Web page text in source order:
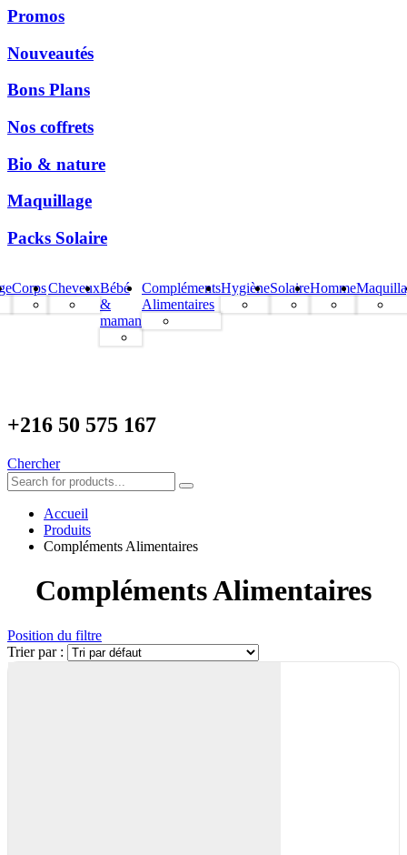
Promos
Nouveautés
Bons Plans
Nos coffrets
Bio & nature
Maquillage
Packs Solaire
CorpsCheveuxBébé
&
maman
Compléments
Alimentaires
HygièneSolaireHomme
+216 50 575 167
Chercher
Accueil
Produits
Compléments Alimentaires
Compléments Alimentaires
Position du filtre
Trier par :